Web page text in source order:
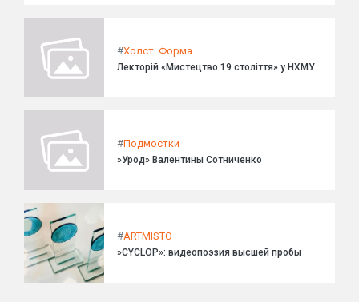
#Холст. Форма
Лекторій «Мистецтво 19 століття» у НХМУ
#Подмостки
»Урод» Валентины Сотниченко
#ARTMISTO
»CYCLOP»: видеопоэзия высшей пробы